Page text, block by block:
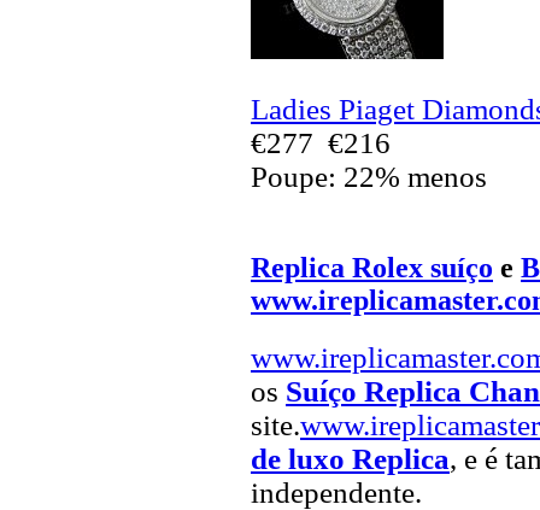
Ladies Piaget
€277 €216
Poupe: 22% menos
Replica Rolex suíço e
os Suíço Replica
site.
de luxo Replica, e é
independente.